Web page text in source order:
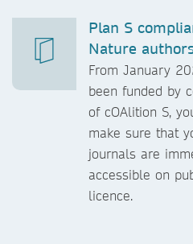
Plan S
Nature
From January
been funded by
of cOAlition S,
make sure that
journals are
accessible on
licence.